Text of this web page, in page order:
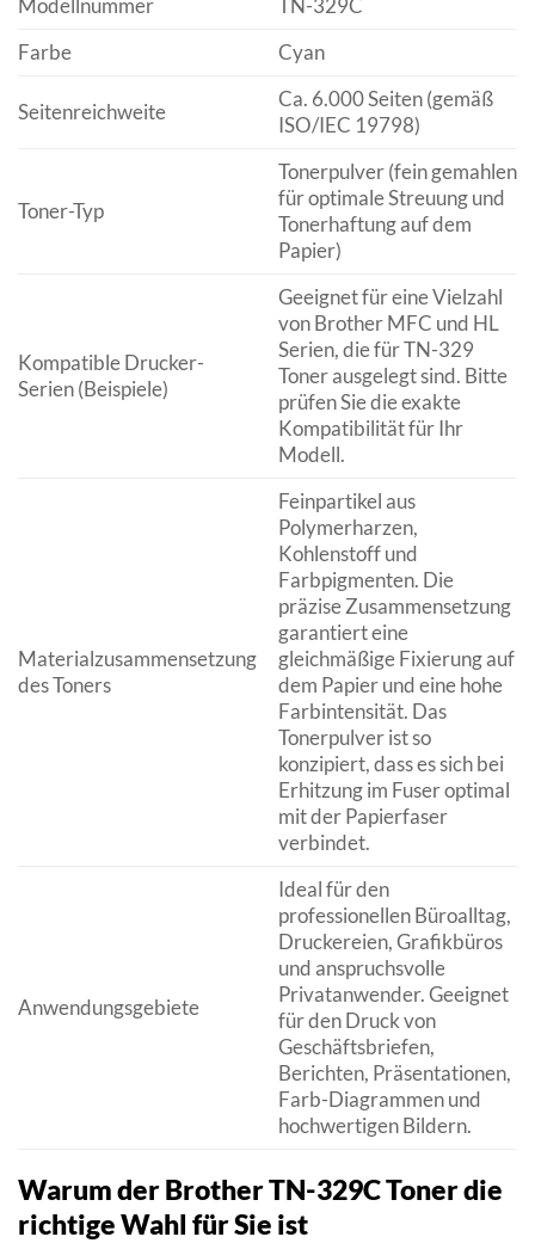
Modellnummer
TN-329C
Farbe
Cyan
Seitenreichweite
Ca. 6.000 Seiten (gemäß
ISO/IEC 19798)
Toner-Typ
Tonerpulver (fein gemahlen
für optimale Streuung und
Tonerhaftung auf dem
Papier)
Kompatible Drucker-
Serien (Beispiele)
Geeignet für eine Vielzahl
von Brother MFC und HL
Serien, die für TN-329
Toner ausgelegt sind. Bitte
prüfen Sie die exakte
Kompatibilität für Ihr
Modell.
Materialzusammensetzung
des Toners
Feinpartikel aus
Polymerharzen,
Kohlenstoff und
Farbpigmenten. Die
präzise Zusammensetzung
garantiert eine
gleichmäßige Fixierung auf
dem Papier und eine hohe
Farbintensität. Das
Tonerpulver ist so
konzipiert, dass es sich bei
Erhitzung im Fuser optimal
mit der Papierfaser
verbindet.
Anwendungsgebiete
Ideal für den
professionellen Büroalltag,
Druckereien, Grafikbüros
und anspruchsvolle
Privatanwender. Geeignet
für den Druck von
Geschäftsbriefen,
Berichten, Präsentationen,
Farb-Diagrammen und
hochwertigen Bildern.
Warum der Brother TN-329C Toner die
richtige Wahl für Sie ist